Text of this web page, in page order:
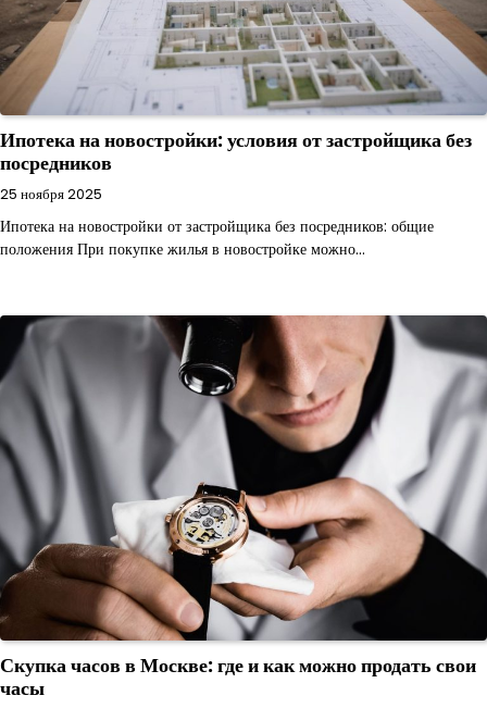
Ипотека на новостройки: условия от застройщика без
посредников
25 ноября 2025
Ипотека на новостройки от застройщика без посредников: общие
положения При покупке жилья в новостройке можно…
Скупка часов в Москве: где и как можно продать свои
часы